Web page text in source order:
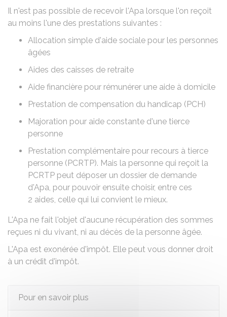
Il n'est pas possible de recevoir l'Apa lorsque l'on reçoit
au moins l'une des prestations suivantes :
Allocation simple d'aide sociale pour les personnes
âgées
Aides des caisses de retraite
Aide financière pour rémunérer une aide à domicile
Prestation de compensation du handicap (PCH)
Majoration pour aide constante d'une tierce
personne
Prestation complémentaire pour recours à tierce
personne (PCRTP). Mais la personne qui reçoit la
PCRTP peut déposer un dossier de demande
d'Apa, pour pouvoir ensuite choisir, entre ces
2 aides, celle qui lui convient le mieux.
L'Apa ne fait l'objet d'aucune récupération des sommes
reçues ni du vivant, ni au décès de la personne âgée.
L'Apa est exonérée d'impôt. Elle peut vous donner droit
à un crédit d'impôt.
Pour en savoir plus